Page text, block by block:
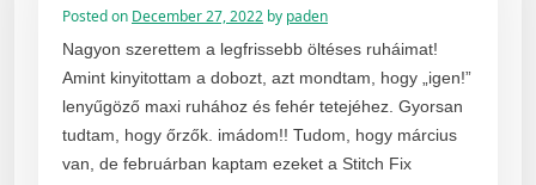
Posted on December 27, 2022 by paden
Nagyon szerettem a legfrissebb öltéses ruháimat!
Amint kinyitottam a dobozt, azt mondtam, hogy „igen!”
lenyűgöző maxi ruhához és fehér tetejéhez. Gyorsan
tudtam, hogy őrzők. imádom!! Tudom, hogy március
van, de februárban kaptam ezeket a Stitch Fix